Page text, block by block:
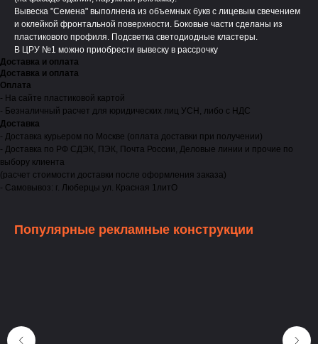
Вывеска "Семена" выполнена из объемных букв с лицевым свечением
и оклейкой фронтальной поверхности. Боковые части сделаны из
пластикового профиля. Подсветка светодиодные кластеры.
В ЦРУ №1 можно приобрести вывеску в рассрочку
Доставка и оплата
Доставка и оплата
Оплата
- На сайте пластиковой картой
- Безналичный расчет для юридических лиц УСН, либо с НДС
Доставка
- Доставка курьером по Москве (оплата доставки при получении)
- Доставка по РФ СДЭК, ПЭК, Почта России, Деловые линии и прочие по
выбору клиента
(расчет стоимости доставки после оформления заказа)
- Самовывоз: г. Люберцы ул. Красная 1литО
Популярные рекламные конструкции